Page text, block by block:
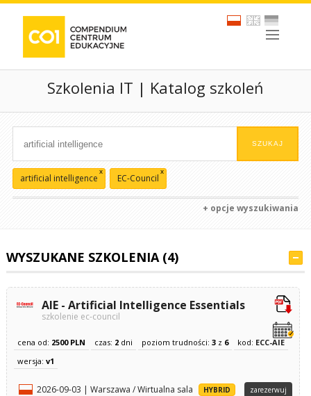
Szkolenia IT | Katalog szkoleń
artificial intelligence
x
EC-Council
x
+ opcje wyszukiwania
WYSZUKANE SZKOLENIA (4)
AIE - Artificial Intelligence Essentials
szkolenie ec-council
cena od: 2500 PLN czas: 2dni poziom trudności: 3z 6 kod: ECC-AIE
wersja: v1
2026-09-03 | Warszawa / Wirtualna sala HYBRID zarezerwuj